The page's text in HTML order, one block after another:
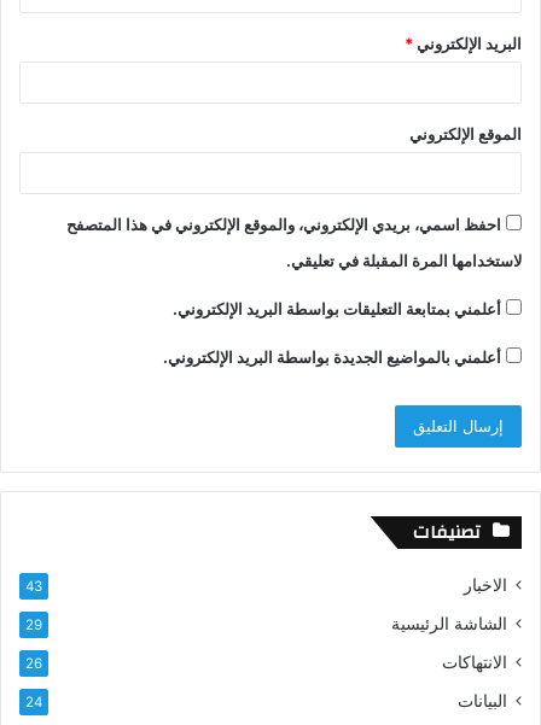
البريد الإلكتروني*
الموقع الإلكتروني
احفظ اسمي، بريدي الإلكتروني، والموقع الإلكتروني في هذا المتصفح
لاستخدامها المرة المقبلة في تعليقي.
أعلمني بمتابعة التعليقات بواسطة البريد الإلكتروني.
أعلمني بالمواضيع الجديدة بواسطة البريد الإلكتروني.
تصنيفات
الاخبار 43
الشاشة الرئيسية 29
الانتهاكات 26
البيانات 24